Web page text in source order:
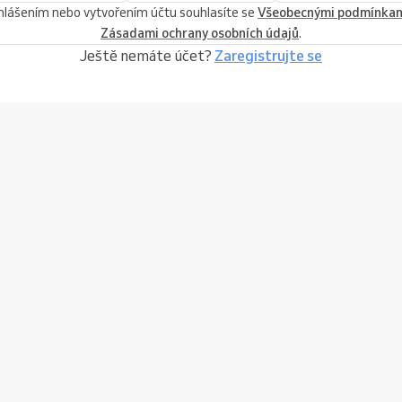
nebo vytvořením účtu souhlasíte se Všeobecnými
Zásadami ochrany osobních údajů.
Ještě nemáte účet? Zaregistrujte se